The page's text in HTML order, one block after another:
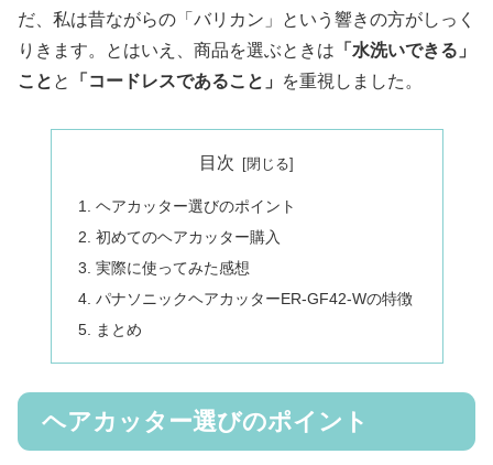
だ、私は昔ながらの「バリカン」という響きの方がしっく
りきます。とはいえ、商品を選ぶときは 「水洗いできる」
こと と 「コードレスであること」 を重視しました。
目次
ヘアカッター選びのポイント
初めてのヘアカッター購入
実際に使ってみた感想
パナソニックヘアカッターER-GF42-Wの特徴
まとめ
ヘアカッター選びのポイント